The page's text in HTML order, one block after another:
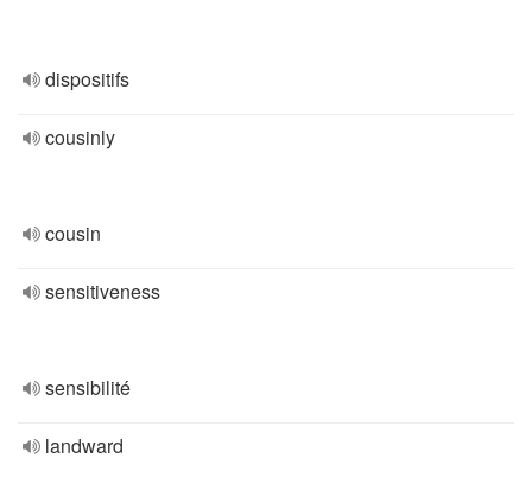
dispositifs
cousinly
cousin
sensitiveness
sensibilité
landward